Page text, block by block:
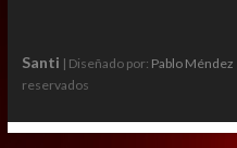
Santi | Diseñado por: Pablo Méndez
reservados